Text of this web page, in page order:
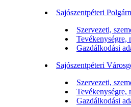
Sajószentpéteri
Szervezeti,
Tevékenységre,
Gazdálkodási
Sajószentpéteri
Szervezeti,
Tevékenységre,
Gazdálkodási